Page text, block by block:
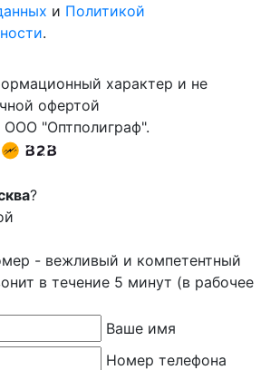
и Политикой
.
характер и не
офертой
"Оптполиграф".
?
- вежливый и компетентный
в течение 5 минут (в рабочее
Ваше имя
Номер телефона